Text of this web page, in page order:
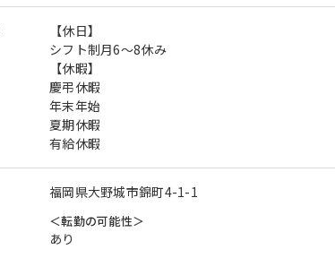
【休日】
シフト制月6～8休み
【休暇】
慶弔休暇
年末年始
夏期休暇
有給休暇
福岡県大野城市錦町4-1-1
＜転勤の可能性＞
あり